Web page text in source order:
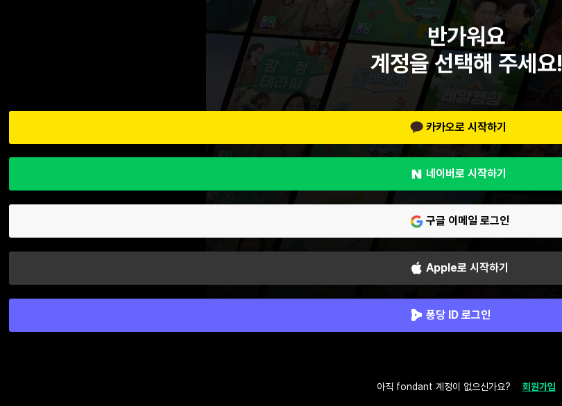
반가워요
계정을 선택해 주세요!
카카오로 시작하기
네이버로 시작하기
구글 이메일 로그인
Apple로 시작하기
퐁당 ID 로그인
아직 fondant 계정이 없으신가요? 회원가입